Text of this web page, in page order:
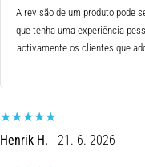
tipos
de…
10 minutos lendo
Ténis
A revisão de um produto pode
que tenha uma experiência
activamente os clientes que
Henrik H. 21. 6. 2026